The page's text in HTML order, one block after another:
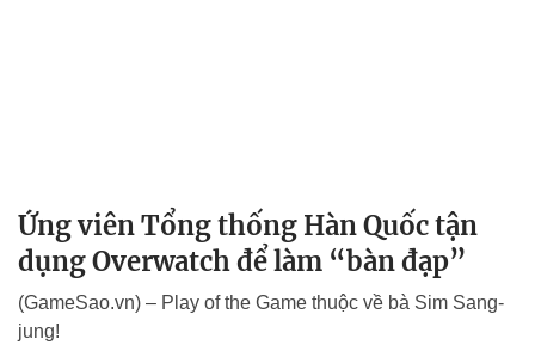
Ứng viên Tổng thống Hàn Quốc tận
dụng Overwatch để làm “bàn đạp”
(GameSao.vn) – Play of the Game thuộc về bà Sim Sang-
jung!